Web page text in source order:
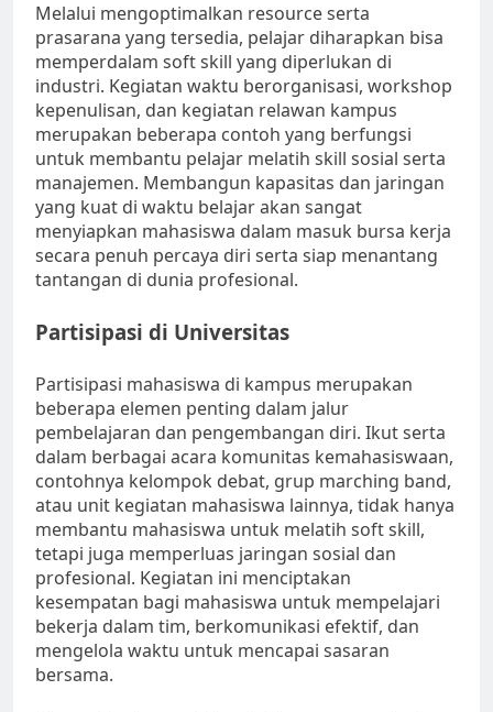
Melalui mengoptimalkan resource serta
prasarana yang tersedia, pelajar diharapkan bisa
memperdalam soft skill yang diperlukan di
industri. Kegiatan waktu berorganisasi, workshop
kepenulisan, dan kegiatan relawan kampus
merupakan beberapa contoh yang berfungsi
untuk membantu pelajar melatih skill sosial serta
manajemen. Membangun kapasitas dan jaringan
yang kuat di waktu belajar akan sangat
menyiapkan mahasiswa dalam masuk bursa kerja
secara penuh percaya diri serta siap menantang
tantangan di dunia profesional.
Partisipasi di Universitas
Partisipasi mahasiswa di kampus merupakan
beberapa elemen penting dalam jalur
pembelajaran dan pengembangan diri. Ikut serta
dalam berbagai acara komunitas kemahasiswaan,
contohnya kelompok debat, grup marching band,
atau unit kegiatan mahasiswa lainnya, tidak hanya
membantu mahasiswa untuk melatih soft skill,
tetapi juga memperluas jaringan sosial dan
profesional. Kegiatan ini menciptakan
kesempatan bagi mahasiswa untuk mempelajari
bekerja dalam tim, berkomunikasi efektif, dan
mengelola waktu untuk mencapai sasaran
bersama.